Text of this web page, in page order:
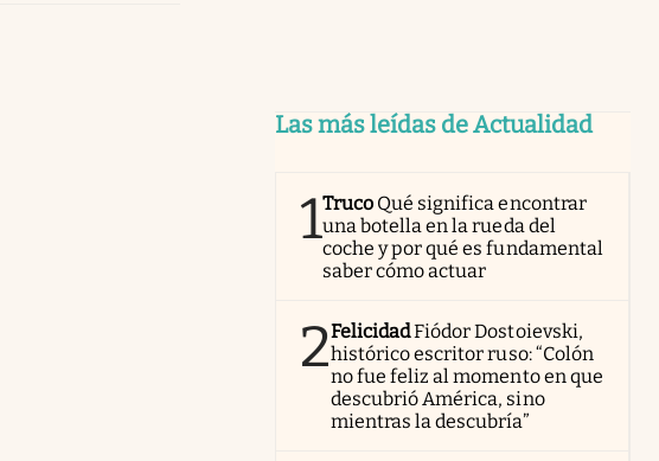
Las más leídas de Actualidad
1Truco Qué significa encontrar
una botella en la rueda del
coche y por qué es fundamental
saber cómo actuar
2FelicidadFiódor Dostoievski,
histórico escritor ruso: “Colón
no fue feliz al momento en que
descubrió América, sino
mientras la descubría”